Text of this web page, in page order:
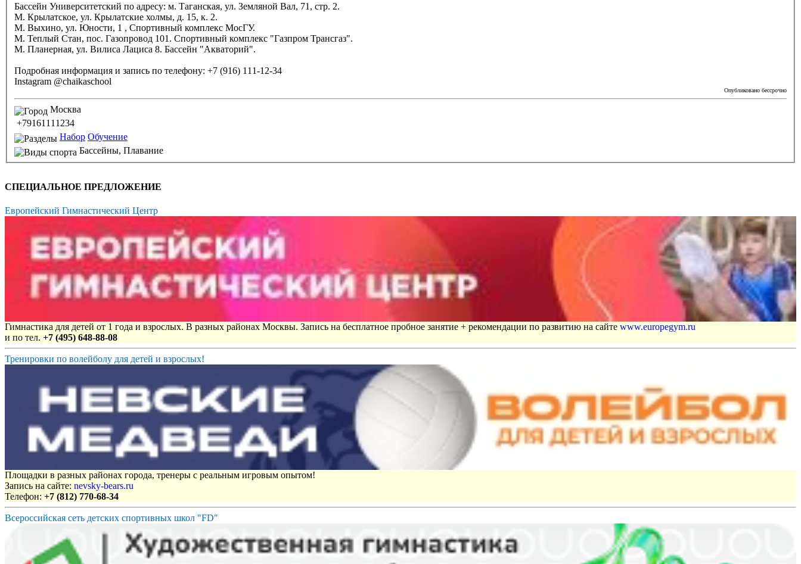
Бассейн Университетский по адресу: м. Таганская, ул. Земляной Вал, 71, стр. 2.
М. Крылатское, ул. Крылатские холмы, д. 15, к. 2.
М. Выхино, ул. Юности, 1 , Спортивный комплекс МосГУ.
М. Теплый Стан, пос. Газопровод 101. Спортивный комплекс "Газпром Трансгаз".
М. Планерная, ул. Вилиса Лациса 8. Бассейн "Акваторий".
Подробная информация и запись по телефону: +7 (916) 111-12-34
Instagram @chaikaschool
Опубликовано бессрочно
Москва
+79161111234
Набор Обучение
Бассейны, Плавание
СПЕЦИАЛЬНОЕ ПРЕДЛОЖЕНИЕ
Европейский Гимнастический Центр
Гимнастика для детей от 1 года и взрослых. В разных районах Москвы. Запись на бесплатное пробное занятие + рекомендации по развитию на сайте www.europegym.ru
и по тел. +7 (495) 648-88-08
Тренировки по волейболу для детей и взрослых!
Площадки в разных районах города, тренеры с реальным игровым опытом!
Запись на сайте: nevsky-bears.ru
Телефон: +7 (812) 770-68-34
Всероссийская сеть детских спортивных школ "FD"